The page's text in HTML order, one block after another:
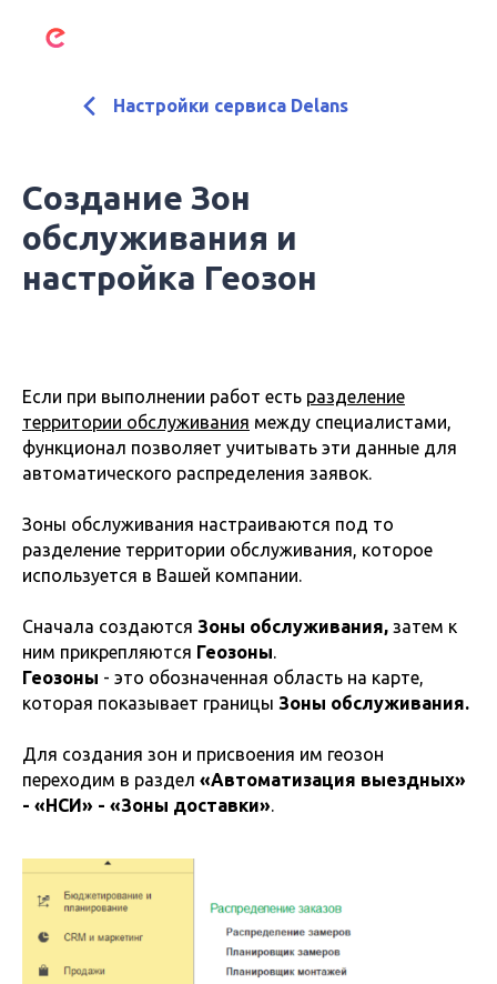
Настройки сервиса Delans
Создание Зон
обслуживания и
настройка Геозон
Если при выполнении работ есть разделение
территории обслуживания между специалистами,
функционал позволяет учитывать эти данные для
автоматического распределения заявок.
Зоны обслуживания настраиваются под то
разделение территории обслуживания, которое
используется в Вашей компании.
Сначала создаются Зоны обслуживания, затем к
ним прикрепляются Геозоны.
Геозоны - это обозначенная область на карте,
которая показывает границы Зоны обслуживания.
Для создания зон и присвоения им геозон
переходим в раздел «Автоматизация выездных»
- «НСИ» - «Зоны доставки».